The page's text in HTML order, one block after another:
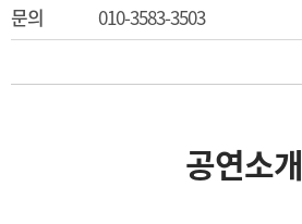
문의
010-3583-3503
공연소개